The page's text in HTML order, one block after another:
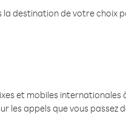
destination de votre choix
et mobiles internationales
les appels que vous passez